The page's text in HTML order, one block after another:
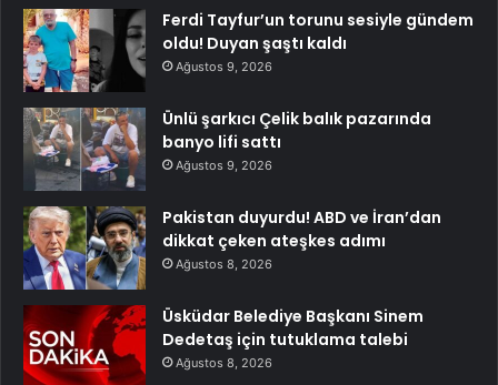
Ferdi Tayfur’un torunu sesiyle gündem
oldu! Duyan şaştı kaldı
Ağustos 9, 2026
Ünlü şarkıcı Çelik balık pazarında
banyo lifi sattı
Ağustos 9, 2026
Pakistan duyurdu! ABD ve İran’dan
dikkat çeken ateşkes adımı
Ağustos 8, 2026
Üsküdar Belediye Başkanı Sinem
Dedetaş için tutuklama talebi
Ağustos 8, 2026